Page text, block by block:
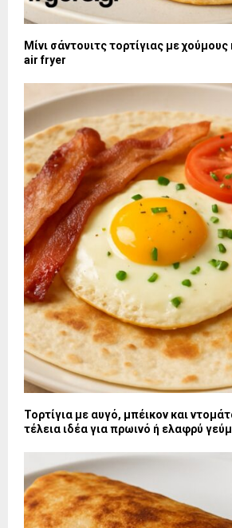
Μίνι σάντουιτς τορτίγιας με χούμους
air fryer
Τορτίγια με αυγό, μπέικον και
τέλεια ιδέα για πρωινό ή ελαφρύ